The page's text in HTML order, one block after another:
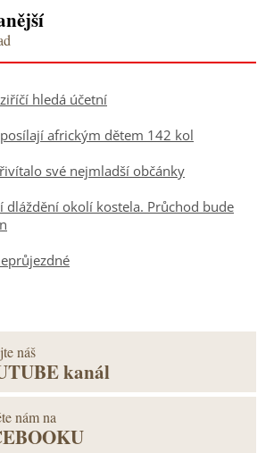
hledá účetní
africkým dětem 142 kol
své nejmladší občánky
dláždění okolí kostela. Průchod bude
náš
kanál
nám na